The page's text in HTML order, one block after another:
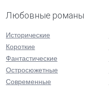
Любовные романы
Исторические
Короткие
Фантастические
Остросюжетные
Современные